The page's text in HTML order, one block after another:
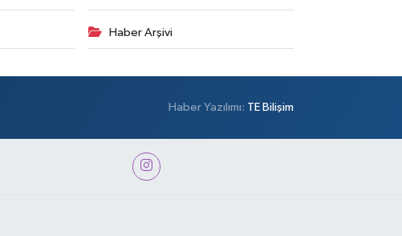
Haber Arşivi
Haber Yazılımı: TE Bilişim